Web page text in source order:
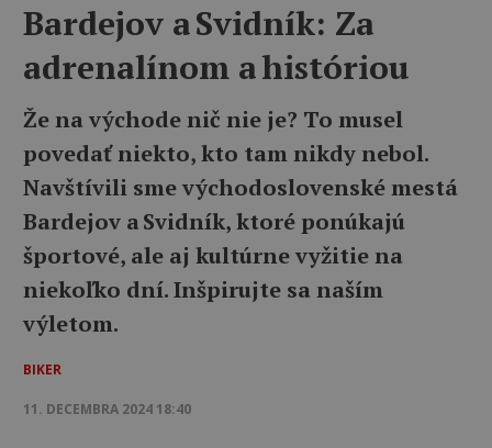
Bardejov a Svidník: Za
adrenalínom a históriou
Že na východe nič nie je? To musel
povedať niekto, kto tam nikdy nebol.
Navštívili sme východoslovenské mestá
Bardejov a Svidník, ktoré ponúkajú
športové, ale aj kultúrne vyžitie na
niekoľko dní. Inšpirujte sa naším
výletom.
BIKER
11. DECEMBRA 2024 18:40